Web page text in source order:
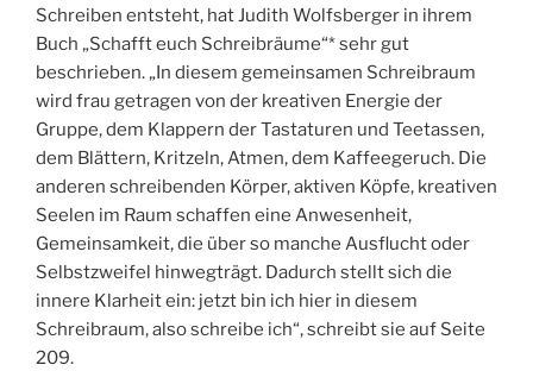
Schreiben entsteht, hat Judith Wolfsberger in ihrem
Buch „Schafft euch Schreibräume“* sehr gut
beschrieben. „In diesem gemeinsamen Schreibraum
wird frau getragen von der kreativen Energie der
Gruppe, dem Klappern der Tastaturen und Teetassen,
dem Blättern, Kritzeln, Atmen, dem Kaffeegeruch. Die
anderen schreibenden Körper, aktiven Köpfe, kreativen
Seelen im Raum schaffen eine Anwesenheit,
Gemeinsamkeit, die über so manche Ausflucht oder
Selbstzweifel hinwegträgt. Dadurch stellt sich die
innere Klarheit ein: jetzt bin ich hier in diesem
Schreibraum, also schreibe ich“, schreibt sie auf Seite
209.